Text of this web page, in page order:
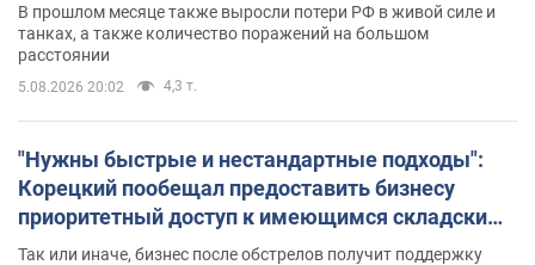
В прошлом месяце также выросли потери РФ в живой силе и
танках, а также количество поражений на большом
расстоянии
5.08.2026 20:02 4,3 т.
"Нужны быстрые и нестандартные подходы":
Корецкий пообещал предоставить бизнесу
приоритетный доступ к имеющимся складским
помещениям
Так или иначе, бизнес после обстрелов получит поддержку